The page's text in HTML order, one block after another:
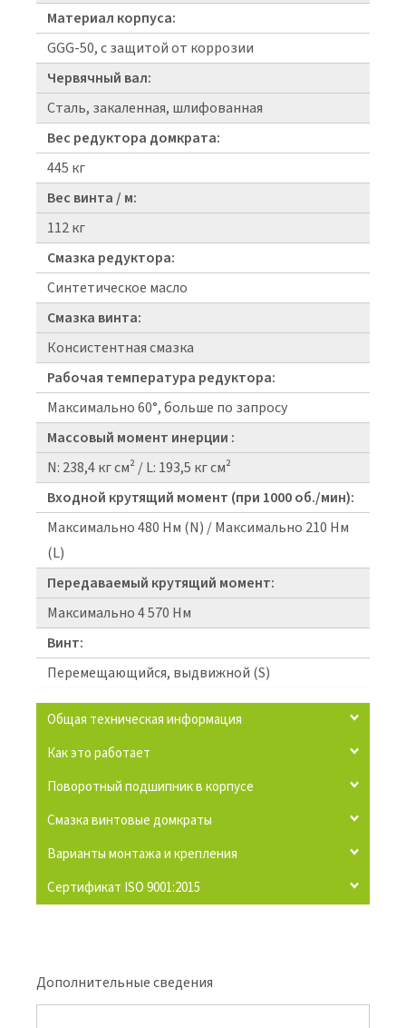
Материал корпуса:
GGG-50, с защитой от коррозии
Червячный вал:
Сталь, закаленная, шлифованная
Вес редуктора домкрата:
445 кг
Вес винта / м:
112 кг
Смазка редуктора:
Синтетическое масло
Смазка винта:
Консистентная смазка
Рабочая температура редуктора:
Максимально 60°, больше по запросу
Массовый момент инерции :
N: 238,4 кг см² / L: 193,5 кг см²
Входной крутящий момент (при 1000 об./мин):
Максимально 480 Нм (N) / Максимально 210 Нм
(L)
Передаваемый крутящий момент:
Максимально 4 570 Нм
Винт:
Перемещающийся, выдвижной (S)
Общая техническая информация
Как это работает
Поворотный подшипник в корпусе
Смазка винтовые домкраты
Варианты монтажа и крепления
Сертификат ISO 9001:2015
Дополнительные сведения